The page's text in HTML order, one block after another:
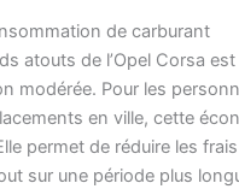
de carburant
atouts de l’Opel Corsa est
modérée. Pour les
en ville, cette
permet de réduire les
sur une période plus